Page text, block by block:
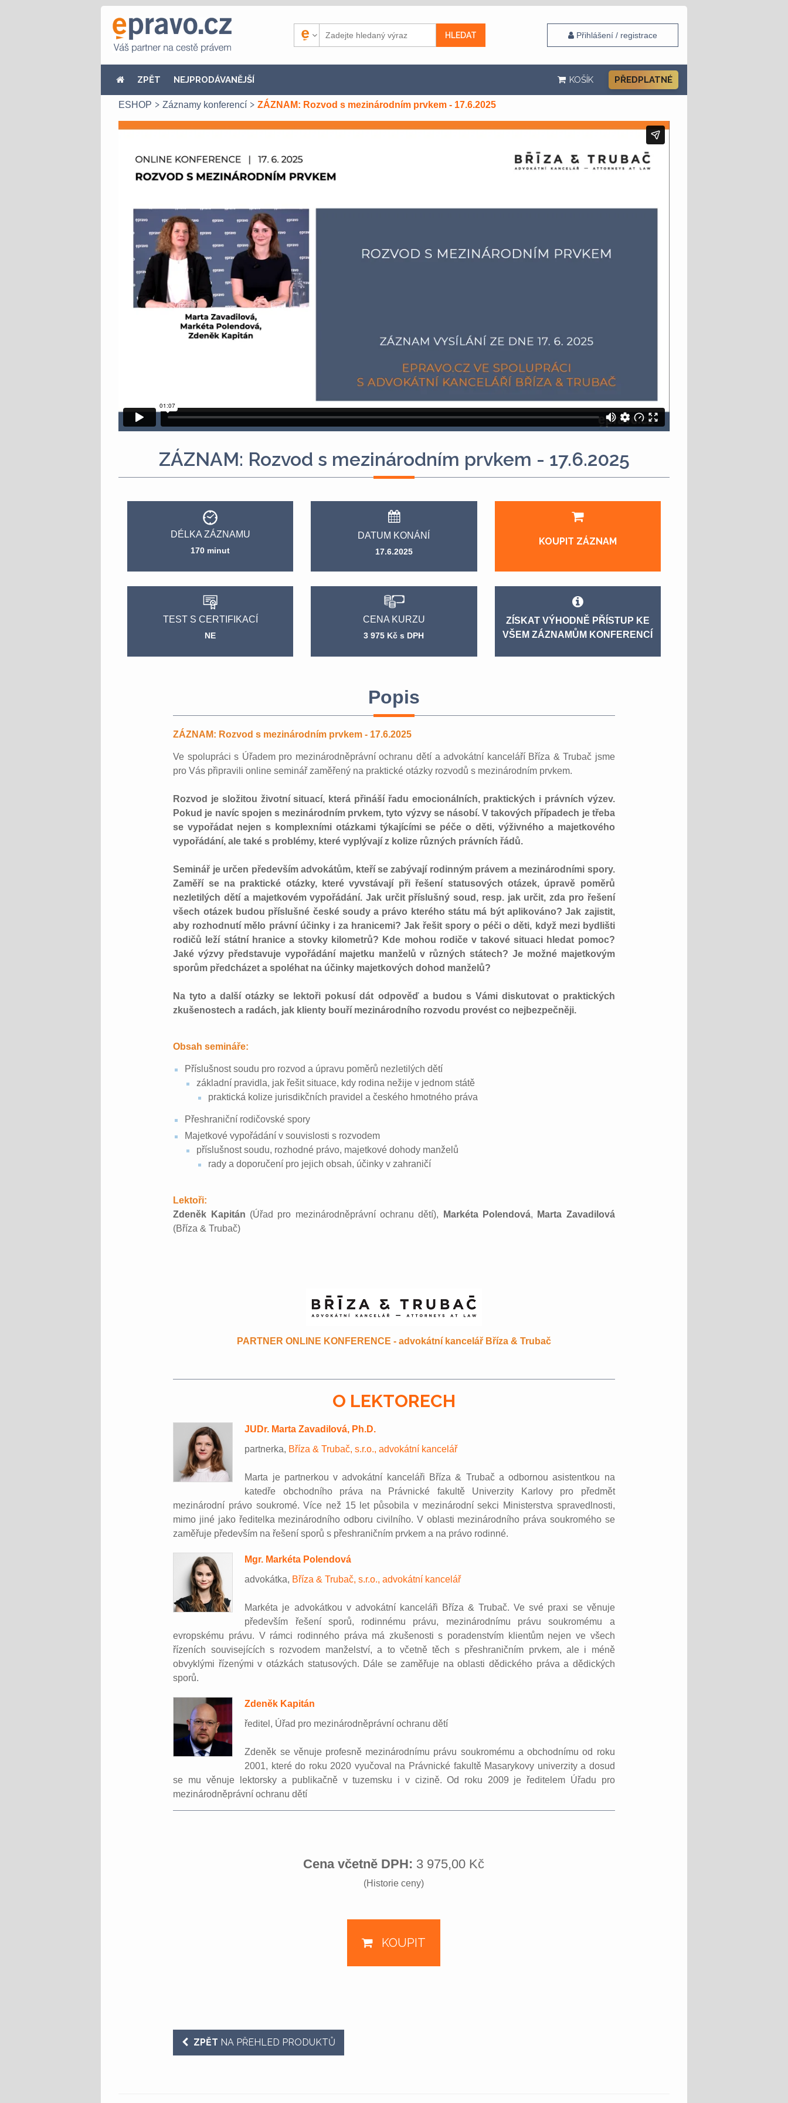
Přihlášení / registrace
ZPĚT NEJPRODÁVANĚJŠÍ KOŠÍK PŘEDPLATNÉ
ESHOP Záznamy konferencí ZÁZNAM: Rozvod s mezinárodním prvkem - 17.6.2025
ZÁZNAM: Rozvod s mezinárodním prvkem - 17.6.2025
DÉLKA ZÁZNAMU
170 minut
DATUM KONÁNÍ
17.6.2025
KOUPIT ZÁZNAM
TEST S CERTIFIKACÍ
NE
CENA KURZU
3 975 Kč s DPH
ZÍSKAT VÝHODNĚ PŘÍSTUP KE
VŠEM ZÁZNAMŮM KONFERENCÍ
Popis
ZÁZNAM: Rozvod s mezinárodním prvkem - 17.6.2025
Ve spolupráci s Úřadem pro mezinárodněprávní ochranu dětí a advokátní kanceláří Bříza & Trubač jsme
pro Vás připravili online seminář zaměřený na praktické otázky rozvodů s mezinárodním prvkem.
Rozvod je složitou životní situací, která přináší řadu emocionálních, praktických i právních výzev.
Pokud je navíc spojen s mezinárodním prvkem, tyto výzvy se násobí. V takových případech je třeba
se vypořádat nejen s komplexními otázkami týkajícími se péče o děti, výživného a majetkového
vypořádání, ale také s problémy, které vyplývají z kolize různých právních řádů.
Seminář je určen především advokátům, kteří se zabývají rodinným právem a mezinárodními spory.
Zaměří se na praktické otázky, které vyvstávají při řešení statusových otázek, úpravě poměrů
nezletilých dětí a majetkovém vypořádání. Jak určit příslušný soud, resp. jak určit, zda pro řešení
všech otázek budou příslušné české soudy a právo kterého státu má být aplikováno? Jak zajistit,
aby rozhodnutí mělo právní účinky i za hranicemi? Jak řešit spory o péči o děti, když mezi bydlišti
rodičů leží státní hranice a stovky kilometrů? Kde mohou rodiče v takové situaci hledat pomoc?
Jaké výzvy představuje vypořádání majetku manželů v různých státech? Je možné majetkovým
sporům předcházet a spoléhat na účinky majetkových dohod manželů?
Na tyto a další otázky se lektoři pokusí dát odpověď a budou s Vámi diskutovat o praktických
zkušenostech a radách, jak klienty bouří mezinárodního rozvodu provést co nejbezpečněji.
Obsah semináře:
Příslušnost soudu pro rozvod a úpravu poměrů nezletilých dětí
základní pravidla, jak řešit situace, kdy rodina nežije v jednom státě
praktická kolize jurisdikčních pravidel a českého hmotného práva
Přeshraniční rodičovské spory
Majetkové vypořádání v souvislosti s rozvodem
příslušnost soudu, rozhodné právo, majetkové dohody manželů
rady a doporučení pro jejich obsah, účinky v zahraničí
Lektoři:
Zdeněk Kapitán (Úřad pro mezinárodněprávní ochranu dětí), Markéta Polendová,
Marta Zavadilová
(Bříza & Trubač)
PARTNER ONLINE KONFERENCE - advokátní kancelář Bříza & Trubač
O LEKTORECH
JUDr. Marta Zavadilová, Ph.D.
partnerka, Bříza & Trubač, s.r.o., advokátní kancelář
Marta je partnerkou v advokátní kanceláři Bříza & Trubač a odbornou asistentkou na
katedře obchodního práva na Právnické fakultě Univerzity Karlovy pro předmět
mezinárodní právo soukromé. Více než 15 let působila v mezinárodní sekci Ministerstva spravedlnosti,
mimo jiné jako ředitelka mezinárodního odboru civilního. V oblasti mezinárodního práva soukromého se
zaměřuje především na řešení sporů s přeshraničním prvkem a na právo rodinné.
Mgr. Markéta Polendová
advokátka, Bříza & Trubač, s.r.o., advokátní kancelář
Markéta je advokátkou v advokátní kanceláři Bříza & Trubač. Ve své praxi se věnuje
především řešení sporů, rodinnému právu, mezinárodnímu právu soukromému a
evropskému právu. V rámci rodinného práva má zkušenosti s poradenstvím klientům nejen ve všech
řízeních souvisejících s rozvodem manželství, a to včetně těch s přeshraničním prvkem, ale i méně
obvyklými řízenými v otázkách statusových. Dále se zaměřuje na oblasti dědického práva a dědických
sporů.
Zdeněk Kapitán
ředitel, Úřad pro mezinárodněprávní ochranu dětí
Zdeněk se věnuje profesně mezinárodnímu právu soukromému a obchodnímu od roku
2001, které do roku 2020 vyučoval na Právnické fakultě Masarykovy univerzity a dosud
se mu věnuje lektorsky a publikačně v tuzemsku i v cizině. Od roku 2009 je ředitelem Úřadu pro
mezinárodněprávní ochranu dětí
Cena včetně DPH: 3 975,00 Kč
(Historie ceny)
KOUPIT
ZPĚT NA PŘEHLED PRODUKTŮ